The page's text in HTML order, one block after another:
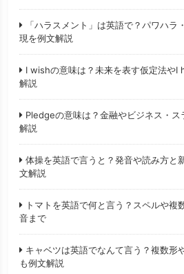
「ハラスメント」は英語で？パワハラ
現を例文解説
I wishの意味は？未来を表す仮定法やI
解説
Pledgeの意味は？金融やビジネス・ス
解説
体操を英語で言うと？発音や読み方と
文解説
トマトを英語で何と言う？スペルや複
音まで
キャベツは英語でなんて言う？複数形
も例文解説